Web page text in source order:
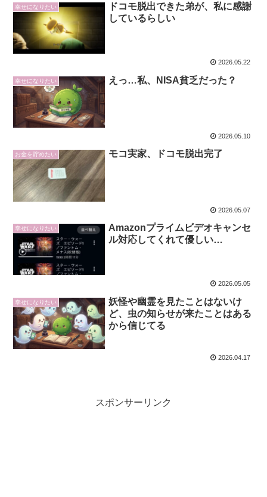
幸せになりたい
ドコモ脱出できた弟が、私に感謝
しているらしい
2026.05.22
幸せになりたい えっ…私、NISA貧乏だった？
2026.05.10
お金を貯めたい モコ実家、ドコモ脱出完了
2026.05.07
幸せになりたい
Amazonプライムビデオキャンセ
ル対応してくれて優しい…
2026.05.05
幸せになりたい
妖怪や幽霊を見たことはないけ
ど、虫の知らせが来たことはある
から信じてる
2026.04.17
スポンサーリンク